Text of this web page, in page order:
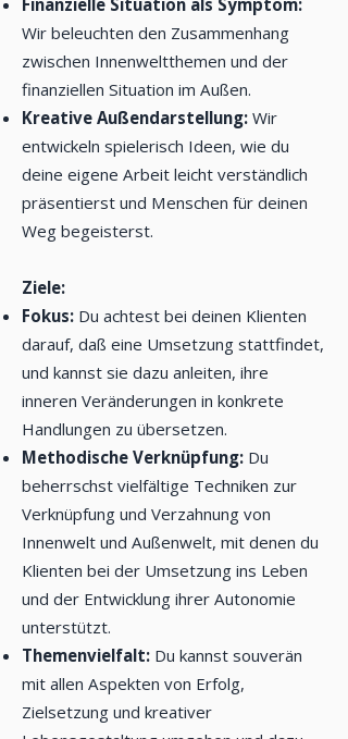
Finanzielle Situation als Symptom:
Wir beleuchten den Zusammenhang
zwischen Innenweltthemen und der
finanziellen Situation im Außen.
Kreative Außendarstellung: Wir
entwickeln spielerisch Ideen, wie du
deine eigene Arbeit leicht verständlich
präsentierst und Menschen für deinen
Weg begeisterst.
Ziele:
Fokus: Du achtest bei deinen Klienten
darauf, daß eine Umsetzung stattfindet,
und kannst sie dazu anleiten, ihre
inneren Veränderungen in konkrete
Handlungen zu übersetzen.
Methodische Verknüpfung: Du
beherrschst vielfältige Techniken zur
Verknüpfung und Verzahnung von
Innenwelt und Außenwelt, mit denen du
Klienten bei der Umsetzung ins Leben
und der Entwicklung ihrer Autonomie
unterstützt.
Themenvielfalt: Du kannst souverän
mit allen Aspekten von Erfolg,
Zielsetzung und kreativer